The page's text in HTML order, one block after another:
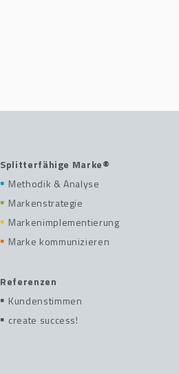
Splitterfähige Marke®
Methodik & Analyse
Markenstrategie
Markenimplementierung
Marke kommunizieren
Referenzen
Kundenstimmen
create success!